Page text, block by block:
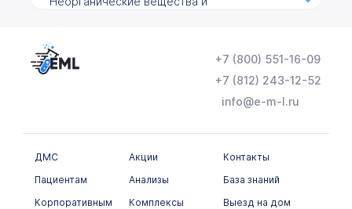
Общеклинические исследования
Химико-токсикологические исследования
Цитологические исследования
+7 (800) 551-16-09
+7 (812) 243-12-52
info@e-m-l.ru
ДМС
Пациентам
Корпоративным
Акции
Анализы
Комплексы
Контакты
База знаний
Выезд на дом